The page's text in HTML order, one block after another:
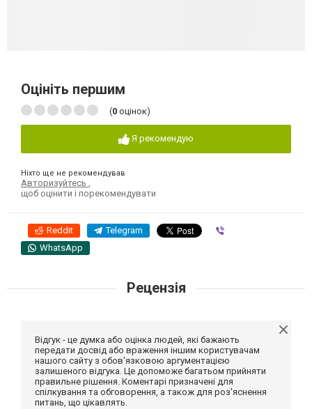
Оцініть першим
(0 оцінок)
Я рекомендую
Ніхто ще не рекомендував
Авторизуйтесь
щоб оцінити і порекомендувати
Reddit Telegram
WhatsApp
Рецензія
Відгук - це думка або оцінка людей, які бажають
передати досвід або враження іншим користувачам
нашого сайту з обов'язковою аргументацією
залишеного відгука. Це допоможе багатьом прийняти
правильне рішення. Коментарі призначені для
спілкування та обговорення, а також для роз'яснення
питань, що цікавлять.